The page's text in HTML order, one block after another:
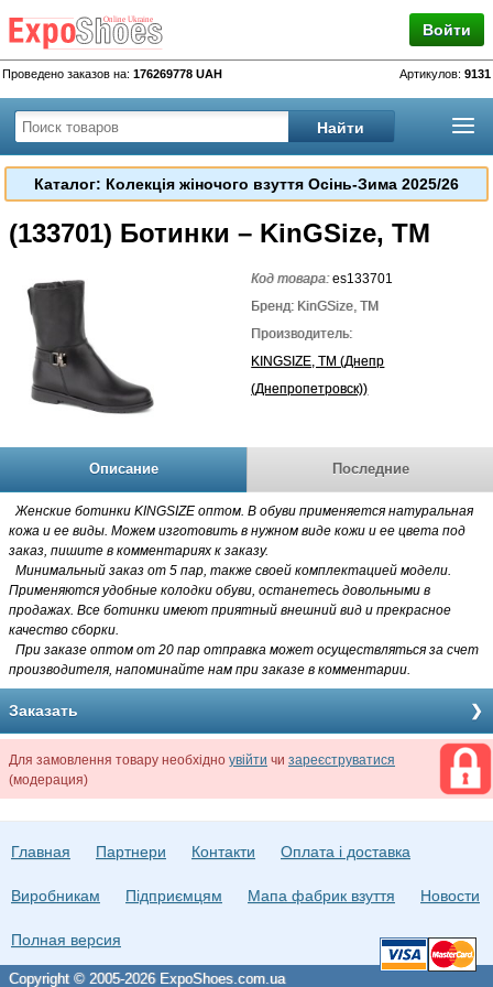
Войти
Проведено заказов на: 176269778 UAH Артикулов: 9131
Каталог: Колекція жіночого взуття Осінь-Зима 2025/26
(133701) Ботинки – KinGSize, TM
Код товара:es133701
Бренд: KinGSize, TM
Производитель:
KINGSIZE, TM (Днепр
(Днепропетровск))
Описание Последние
Женские ботинки KINGSIZE оптом. В обуви применяется натуральная
кожа и ее виды. Можем изготовить в нужном виде кожи и ее цвета под
заказ, пишите в комментариях к заказу.
Минимальный заказ от 5 пар, также своей комплектацией модели.
Применяются удобные колодки обуви, останетесь довольными в
продажах. Все ботинки имеют приятный внешний вид и прекрасное
качество сборки.
При заказе оптом от 20 пар отправка может осуществляться за счет
производителя, напоминайте нам при заказе в комментарии.
Заказать
Для замовлення товару необхідно увійти чи зареєструватися
(модерация)
Главная Партнери Контакти Оплата і доставка
Виробникам Підприємцям Мапа фабрик взуття Новости
Полная версия
Copyright © 2005-2026 ExpoShoes.com.ua